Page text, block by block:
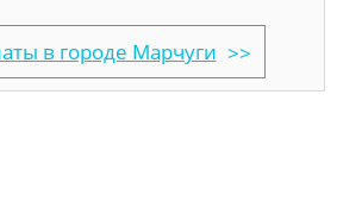
в городе Марчуги